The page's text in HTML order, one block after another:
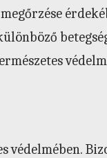
védelmében.